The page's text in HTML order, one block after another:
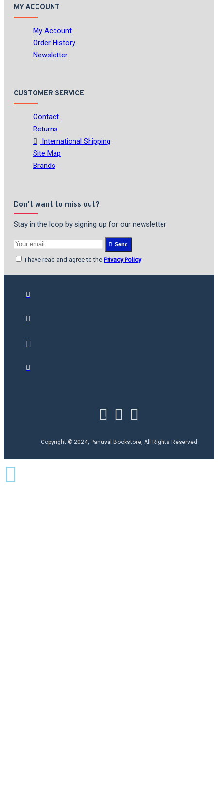
MY ACCOUNT
My Account
Order History
Newsletter
CUSTOMER SERVICE
Contact
Returns
International Shipping
Site Map
Brands
Don't want to miss out?
Stay in the loop by signing up for our newsletter
Send
I have read and agree to the Privacy Policy
Copyright © 2024, Panuval Bookstore, All Rights Reserved